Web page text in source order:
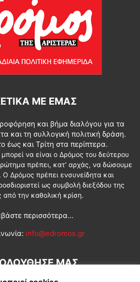
ΜΕ ΕΜΆΣ
και βήμα διαλόγου για τα
και τη συλλογική πολιτική δράση.
έως και Τρίτη στα περίπτερα.
μπορεί να είναι ο Δρόμος του δεύτερου
πρέπει, κατ’ αρχάς, να δώσουμε
Δρόμος πρέπει ενσυνείδητα και
ως συμβολή διεξόδου της
την καθολική κρίση.
περισσότερα...
info@edromos.gr
ΜΑΣ